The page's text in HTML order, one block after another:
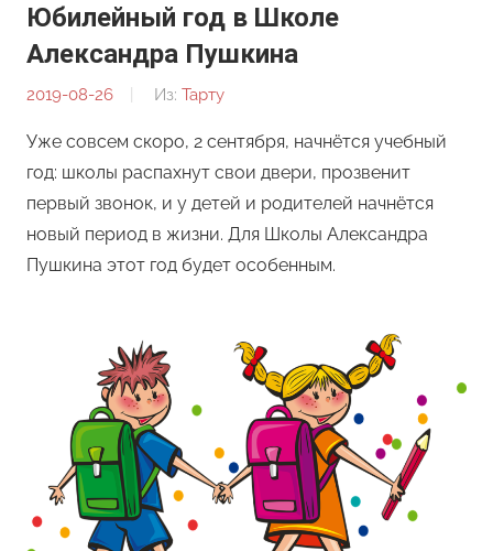
Юбилейный год в Школе
Александра Пушкина
2019-08-26
От:
Кулиш
Из: Тарту
Уже совсем скоро, 2 сентября, начнётся учебный
год: школы распахнут свои двери, прозвенит
первый звонок, и у детей и родителей начнётся
новый период в жизни. Для Школы Александра
Пушкина этот год будет особенным.